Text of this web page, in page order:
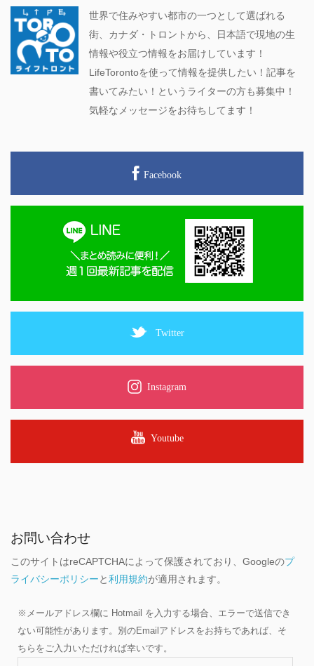
世界で住みやすい都市の一つとして選ばれる
街、カナダ・トロントから、日本語で現地の生
情報や役立つ情報をお届けしています！
LifeTorontoを使って情報を提供したい！記事を
書いてみたい！というライターの方も募集中！
気軽なメッセージをお待ちしてます！
Facebook
Twitter
Instagram
Youtube
お問い合わせ
このサイトはreCAPTCHAによって保護されており、Googleのプ
ライバシーポリシーと利用規約が適用されます。
※メールアドレス欄に Hotmail を入力する場合、エラーで送信でき
ない可能性があります。別のEmailアドレスをお持ちであれば、そ
ちらをご入力いただければ幸いです。